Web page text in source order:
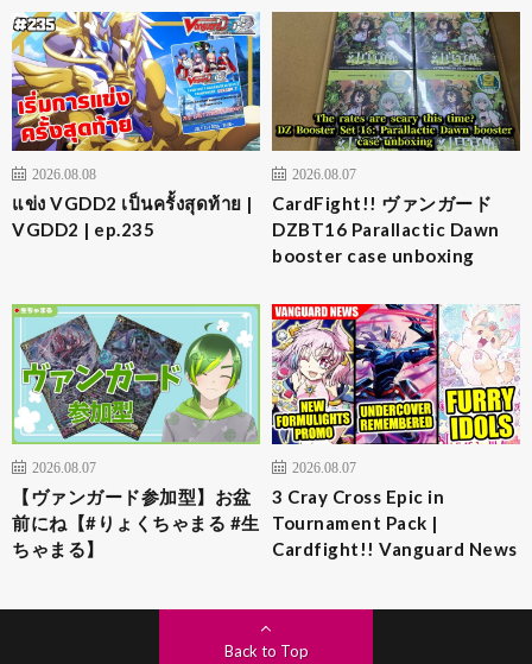
2026.08.08
แข่ง VGDD2 เป็นครั้งสุดท้าย |
VGDD2 | ep.235
2026.08.07
CardFight!! ヴァンガード
DZBT16 Parallactic Dawn
booster case unboxing
2026.08.07
【ヴァンガード参加型】お盆
前にね【#りょくちゃまる #生
ちゃまる】
2026.08.07
3 Cray Cross Epic in
Tournament Pack |
Cardfight!! Vanguard News
Back to Top